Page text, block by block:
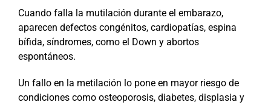
Cuando falla la mutilación durante el embarazo,
aparecen defectos congénitos, cardiopatías, espina
bífida, síndromes, como el Down y abortos
espontáneos.
Un fallo en la metilación lo pone en mayor riesgo de
condiciones como osteoporosis, diabetes, displasia y